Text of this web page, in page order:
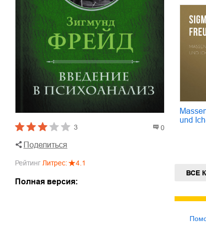
3 0
Поделиться
Рейтинг Литрес: 4.1
Полная версия:
und
ВСЕ